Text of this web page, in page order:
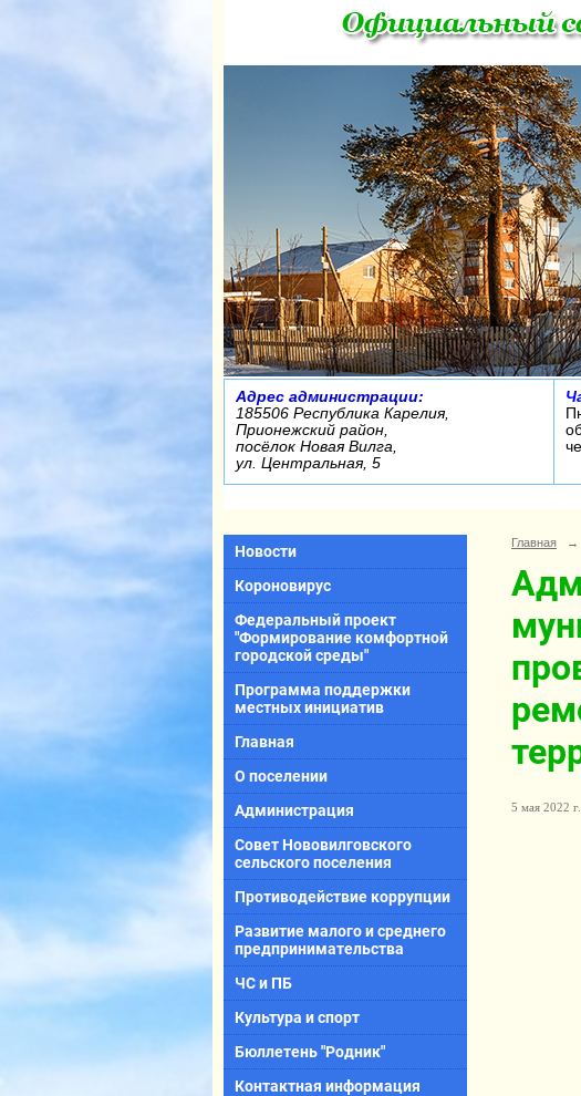
Адрес администрации:
185506 Республика Карелия,
Прионежский район,
посёлок Новая Вилга,
ул. Центральная, 5
Новости
Короновирус
Федеральный проект
"Формирование комфортной
городской среды"
Программа поддержки
местных инициатив
Главная
О поселении
Администрация
Совет Нововилговского
сельского поселения
Противодействие коррупции
Развитие малого и среднего
предпринимательства
ЧС и ПБ
Культура и спорт
Бюллетень "Родник"
Контактная информация
Главная →
5 мая 2022 г.